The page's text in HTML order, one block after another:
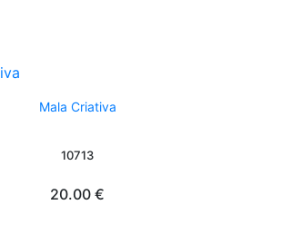
Mala Criativa
10713
20.00 €